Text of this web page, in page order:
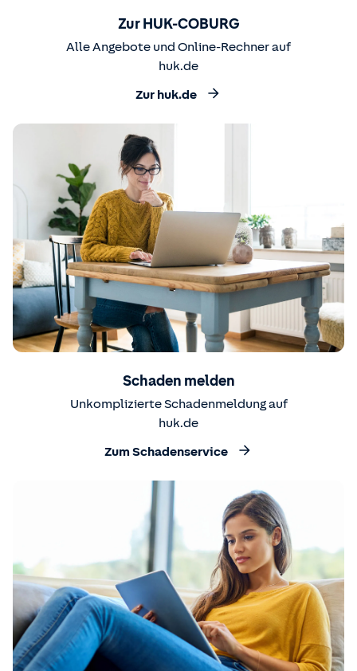
Zur HUK-COBURG
Alle Angebote und Online-Rechner auf
huk.de
Zur huk.de
Schaden melden
Unkomplizierte Schadenmeldung auf
huk.de
Zum Schadenservice